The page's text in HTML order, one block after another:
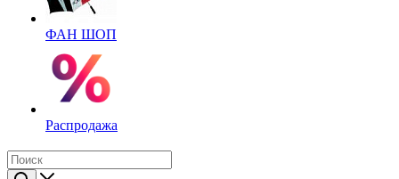
ФАН ШОП
Распродажа